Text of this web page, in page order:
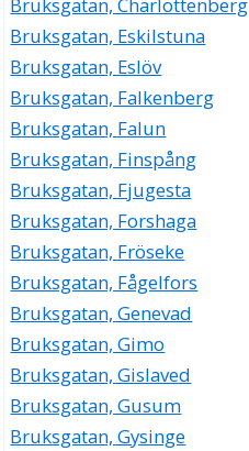
Bruksgatan, Eskilstuna
Bruksgatan, Eslöv
Bruksgatan, Falkenberg
Bruksgatan, Falun
Bruksgatan, Finspång
Bruksgatan, Fjugesta
Bruksgatan, Forshaga
Bruksgatan, Fröseke
Bruksgatan, Fågelfors
Bruksgatan, Genevad
Bruksgatan, Gimo
Bruksgatan, Gislaved
Bruksgatan, Gusum
Bruksgatan, Gysinge